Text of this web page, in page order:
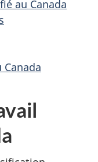
au Canada